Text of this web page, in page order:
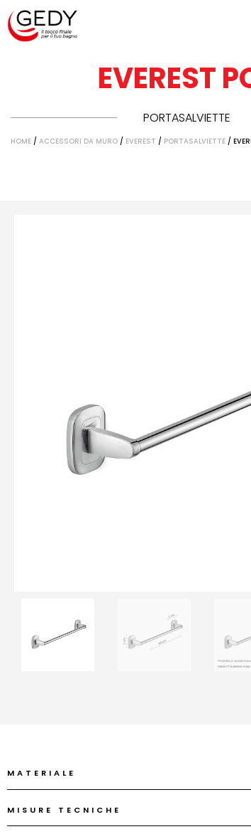
EVEREST
PORTASALVIETTE
HOME / ACCESSORI DA MURO / EVEREST / PORTASALVIETTE /
MATERIALE
MISURE TECNICHE